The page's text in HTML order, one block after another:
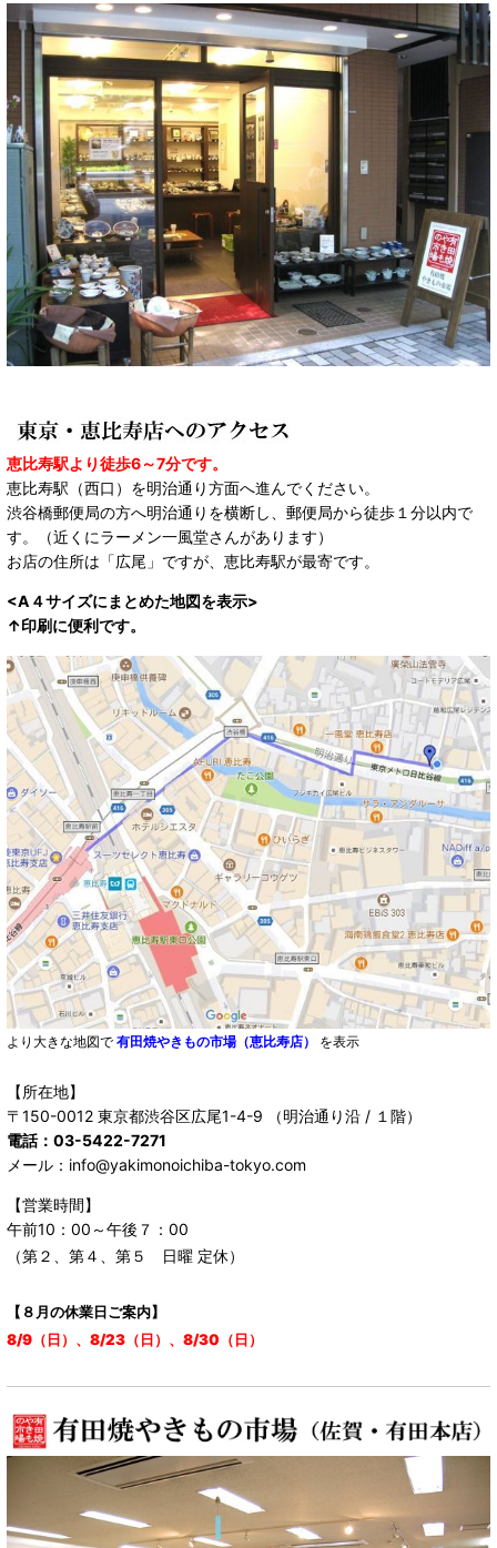
恵比寿駅より徒歩6～7分です。
恵比寿駅（西口）を明治通り方面へ進んでください。
渋谷橋郵便局の方へ明治通りを横断し、郵便局から徒歩１分以内で
す。（近くにラーメン一風堂さんがあります）
お店の住所は「広尾」ですが、恵比寿駅が最寄です。
<A４サイズにまとめた地図を表示>
↑印刷に便利です。
より大きな地図で 有田焼やきもの市場（恵比寿店） を表示
【所在地】
〒150-0012 東京都渋谷区広尾1-4-9 （明治通り沿 / １階）
電話：03-5422-7271
メール：info@yakimonoichiba-tokyo.com
【営業時間】
午前10：00～午後７：00
（第２、第４、第５ 日曜 定休）
【８月の休業日ご案内】
8/9（日）、8/23（日）、8/30（日）